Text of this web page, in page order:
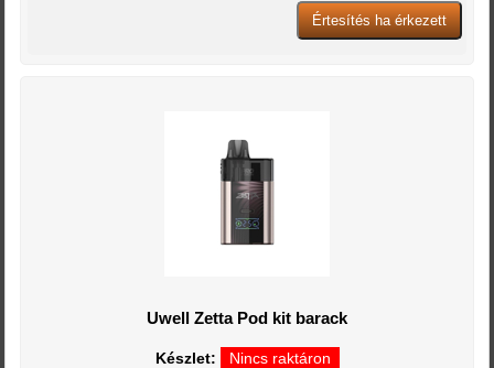
Uwell Zetta Pod kit barack
Készlet: Nincs raktáron